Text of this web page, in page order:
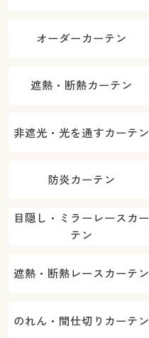
オーダーカーテン
遮熱・断熱カーテン
非遮光・光を通すカーテン
防炎カーテン
目隠し・ミラーレースカー
テン
遮熱・断熱レースカーテン
のれん・間仕切りカーテン